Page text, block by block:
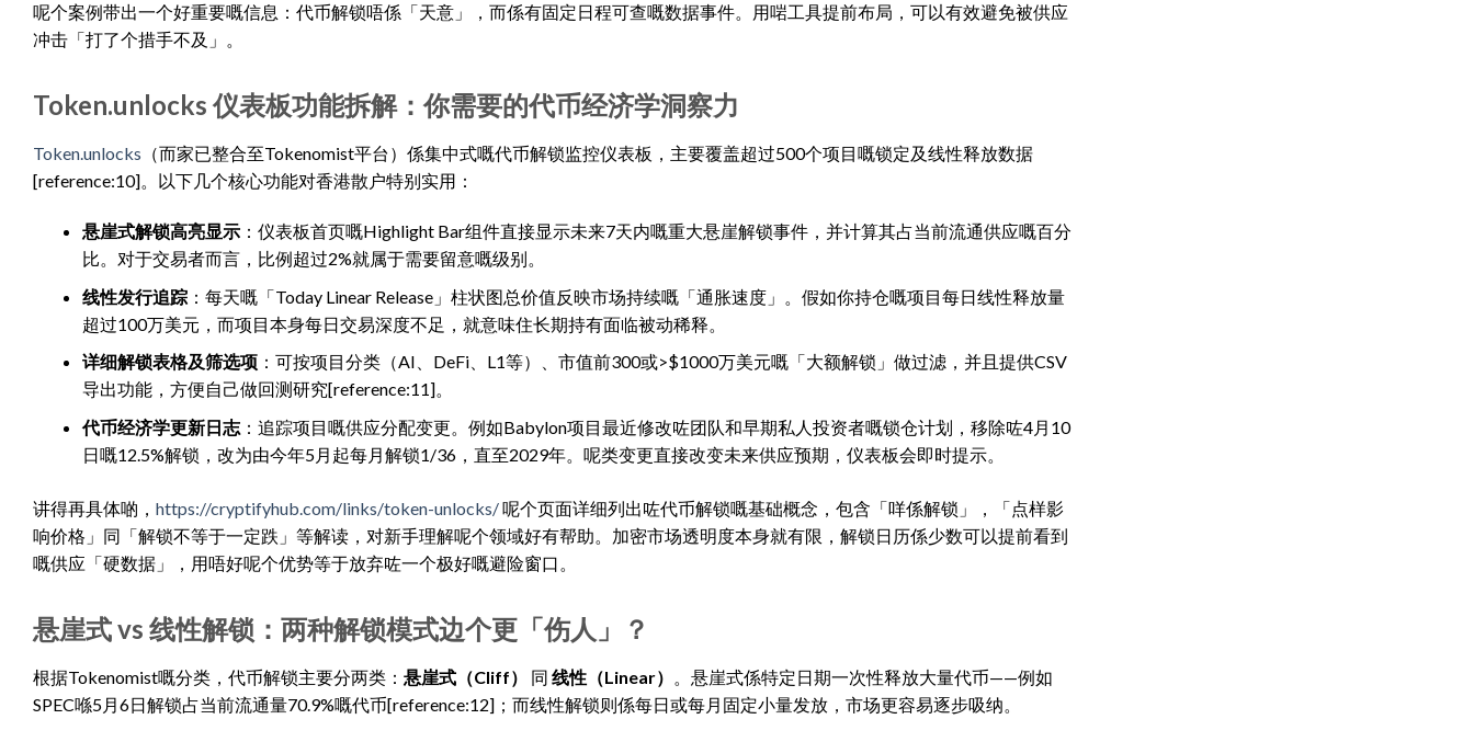
呢个案例带出一个好重要嘅信息：代币解锁唔係「天意」，而係有固定日程可查嘅数据事件。用啱工具提前布局，可以有效避免被供应
冲击「打了个措手不及」。
Token.unlocks 仪表板功能拆解：你需要的代币经济学洞察力
Token.unlocks （而家已整合至Tokenomist平台）係集中式嘅代币解锁监控仪表板，主要覆盖超过500个项目嘅锁定及线性释放数据
[reference:10]。以下几个核心功能对香港散户特别实用：
悬崖式解锁高亮显示：仪表板首页嘅Highlight Bar组件直接显示未来7天内嘅重大悬崖解锁事件，并计算其占当前流通供应嘅百分
比。对于交易者而言，比例超过2%就属于需要留意嘅级别。
线性发行追踪：每天嘅「Today Linear Release」柱状图总价值反映市场持续嘅「通胀速度」。假如你持仓嘅项目每日线性释放量
超过100万美元，而项目本身每日交易深度不足，就意味住长期持有面临被动稀释。
详细解锁表格及筛选项：可按项目分类（AI、DeFi、L1等）、市值前300或>$1000万美元嘅「大额解锁」做过滤，并且提供CSV
导出功能，方便自己做回测研究[reference:11]。
代币经济学更新日志：追踪项目嘅供应分配变更。例如Babylon项目最近修改咗团队和早期私人投资者嘅锁仓计划，移除咗4月10
日嘅12.5%解锁，改为由今年5月起每月解锁1/36，直至2029年。呢类变更直接改变未来供应预期，仪表板会即时提示。
讲得再具体啲， https://cryptifyhub.com/links/token-unlocks/呢个页面详细列出咗代币解锁嘅基础概念，包含「咩係解锁」，「点样影
响价格」同「解锁不等于一定跌」等解读，对新手理解呢个领域好有帮助。加密市场透明度本身就有限，解锁日历係少数可以提前看到
嘅供应「硬数据」，用唔好呢个优势等于放弃咗一个极好嘅避险窗口。
悬崖式 vs 线性解锁：两种解锁模式边个更「伤人」？
根据Tokenomist嘅分类，代币解锁主要分两类： 悬崖式（Cliff） 同 线性（Linear）
。悬崖式係特定日期一次性释放大量代币——例如
SPEC喺5月6日解锁占当前流通量70.9%嘅代币[reference:12]；而线性解锁则係每日或每月固定小量发放，市场更容易逐步吸纳。